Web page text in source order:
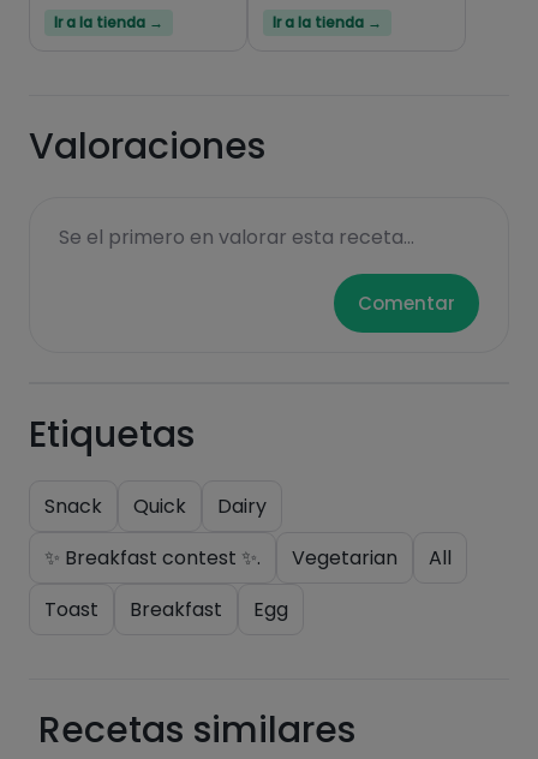
Ir a la tienda → Ir a la tienda →
Valoraciones
Se el primero en valorar esta receta...
Comentar
Etiquetas
Snack Quick
Dairy
✨ Breakfast contest ✨.
Vegetarian
All
Toast
Breakfast Egg
Recetas similares